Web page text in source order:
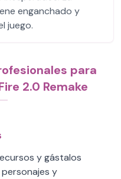
enganchado y
juego.
para
2.0 Remake
y gástalos
y